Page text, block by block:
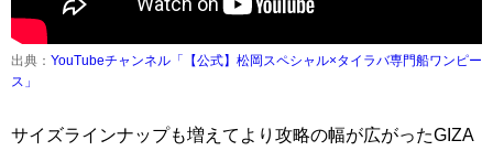
出典： YouTubeチャンネル「【公式】松岡スペシャル×タイラバ専門船ワンピー
ス」
サイズラインナップも増えてより攻略の幅が広がったGIZA